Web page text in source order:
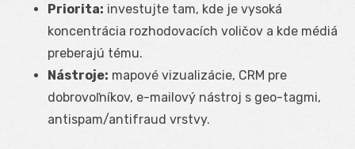
Priorita: investujte tam, kde je vysoká
koncentrácia rozhodovacích voličov a kde médiá
preberajú tému.
Nástroje: mapové vizualizácie, CRM pre
dobrovoľníkov, e-mailový nástroj s geo-tagmi,
antispam/antifraud vrstvy.